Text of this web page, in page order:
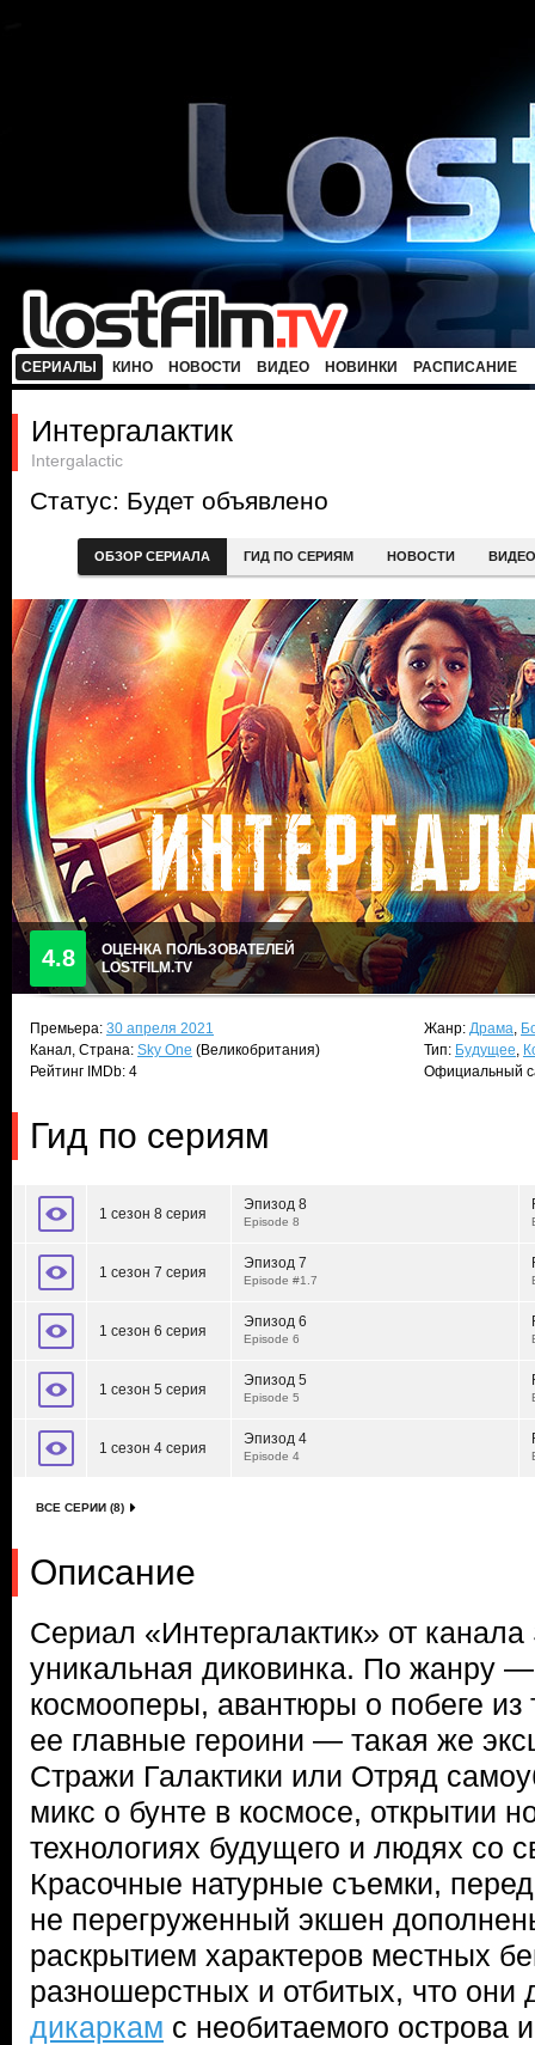
СЕРИАЛЫ КИНО НОВОСТИ ВИДЕО НОВИНКИ РАСПИСАНИЕ
Интергалактик
Intergalactic
Статус: Будет объявлено
ОБЗОР СЕРИАЛА ГИД ПО СЕРИЯМ НОВОСТИ ВИДЕО
4.8
ОЦЕНКА ПОЛЬЗОВАТЕЛЕЙ
LOSTFILM.TV
Премьера: 30 апреля 2021
Канал, Страна: Sky One (Великобритания)
Рейтинг IMDb: 4
Жанр: Драма,
Тип: Будущее,
Официальный
Гид по сериям
1 сезон 8 серия
Эпизод 8
Episode 8
1 сезон 7 серия
Эпизод 7
Episode #1.7
1 сезон 6 серия
Эпизод 6
Episode 6
1 сезон 5 серия
Эпизод 5
Episode 5
1 сезон 4 серия
Эпизод 4
Episode 4
ВСЕ СЕРИИ (8)
Описание
Сериал «Интергалактик» от
уникальная диковинка. По жанру
космооперы, авантюры о побеге
ее главные героини — такая же
Стражи Галактики или Отряд
микс о бунте в космосе, открытии
технологиях будущего и людях со
Красочные натурные съемки,
не перегруженный экшен
раскрытием характеров местных
разношерстных и отбитых, что они
дикаркам с необитаемого острова